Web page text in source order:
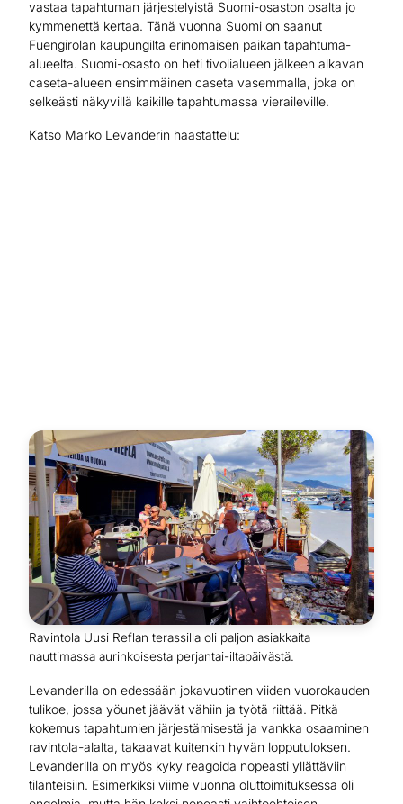
vastaa tapahtuman järjestelyistä Suomi-osaston osalta jo
kymmenettä kertaa. Tänä vuonna Suomi on saanut
Fuengirolan kaupungilta erinomaisen paikan tapahtuma-
alueelta. Suomi-osasto on heti tivolialueen jälkeen alkavan
caseta-alueen ensimmäinen caseta vasemmalla, joka on
selkeästi näkyvillä kaikille tapahtumassa vieraileville.
Katso Marko Levanderin haastattelu:
Ravintola Uusi Reflan terassilla oli paljon asiakkaita
nauttimassa aurinkoisesta perjantai-iltapäivästä.
Levanderilla on edessään jokavuotinen viiden vuorokauden
tulikoe, jossa yöunet jäävät vähiin ja työtä riittää. Pitkä
kokemus tapahtumien järjestämisestä ja vankka osaaminen
ravintola-alalta, takaavat kuitenkin hyvän lopputuloksen.
Levanderilla on myös kyky reagoida nopeasti yllättäviin
tilanteisiin. Esimerkiksi viime vuonna oluttoimituksessa oli